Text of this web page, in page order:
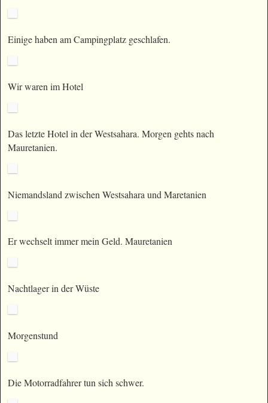
Einige haben am Campingplatz geschlafen.
Wir waren im Hotel
Das letzte Hotel in der Westsahara. Morgen gehts nach
Mauretanien.
Niemandsland zwischen Westsahara und Maretanien
Er wechselt immer mein Geld. Mauretanien
Nachtlager in der Wüste
Morgenstund
Die Motorradfahrer tun sich schwer.